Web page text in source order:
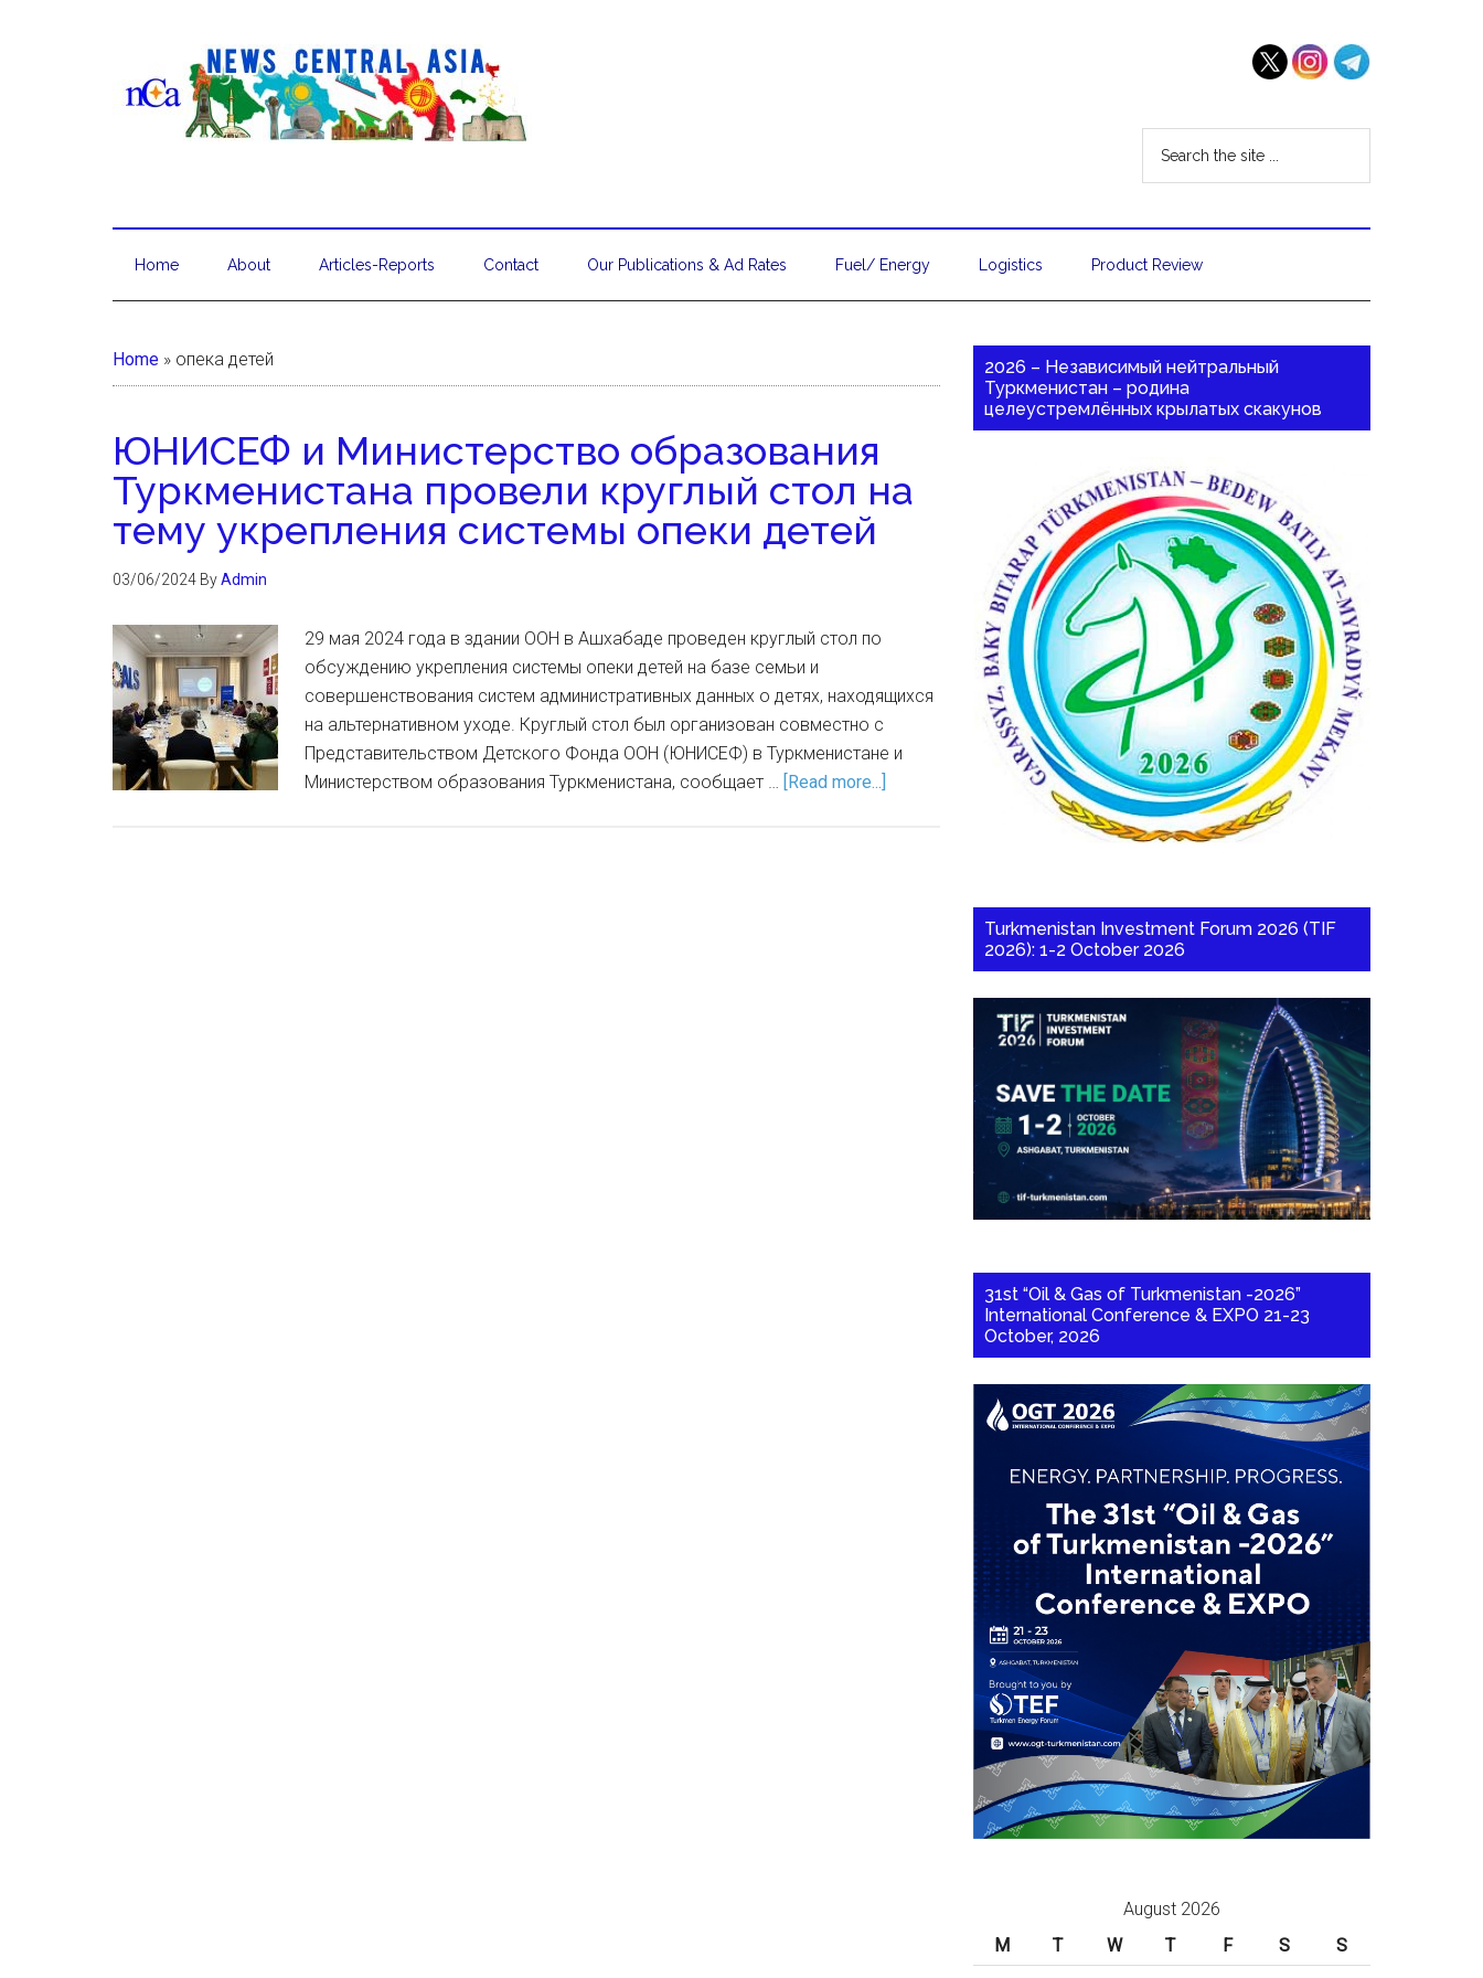
Home About Articles-Reports Contact Our Publications & Ad Rates Fuel/ Energy Logistics Product Review
Home » опека детей
ЮНИСЕФ и Министерство образования
Туркменистана провели круглый стол на
тему укрепления системы опеки детей
03/06/2024 ByAdmin
29 мая 2024 года в здании ООН в Ашхабаде проведен круглый стол по
обсуждению укрепления системы опеки детей на базе семьи и
совершенствования систем административных данных о детях, находящихся
на альтернативном уходе. Круглый стол был организован совместно с
Представительством Детского Фонда ООН (ЮНИСЕФ) в Туркменистане и
Министерством образования Туркменистана, сообщает … [Read more...]
2026 – Независимый нейтральный
Туркменистан – родина
целеустремлённых крылатых скакунов
Turkmenistan Investment Forum 2026 (TIF
2026): 1-2 October 2026
31st “Oil & Gas of Turkmenistan -2026”
International Conference & EXPO 21-23
October, 2026
August 2026
M
T W T F S S